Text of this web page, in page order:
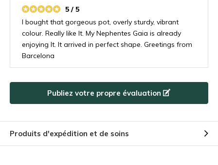
5 / 5
I bought that gorgeous pot, overly sturdy, vibrant
colour. Really like It. My Nephentes Gaia is already
enjoying It. It arrived in perfect shape. Greetings from
Barcelona
Publiez votre propre évaluation
Produits d'expédition et de soins